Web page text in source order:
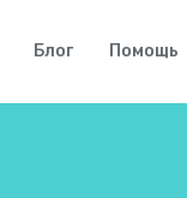
Блог Помощь